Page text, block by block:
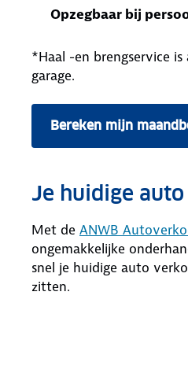
Opzegbaar bij
*Haal -en brengservice
garage.
Bereken mijn
Je huidige
Met de ANWB
ongemakkelijke
snel je huidige auto
zitten.